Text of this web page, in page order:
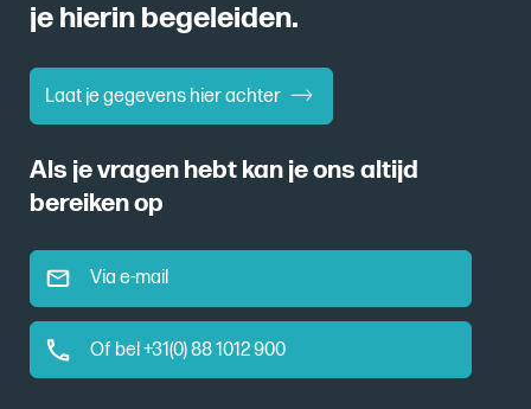
je hierin begeleiden.
Laat je gegevens hier achter
Als je vragen hebt kan je ons altijd
bereiken op
Via e-mail
Of bel +31(0) 88 1012 900